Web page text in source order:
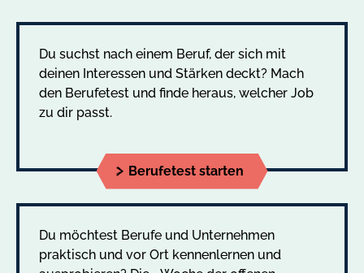
Du suchst nach einem Beruf, der sich mit
deinen Interessen und Stärken deckt? Mach
den Berufetest und finde heraus, welcher Job
zu dir passt.
Berufetest starten
Du möchtest Berufe und Unternehmen
praktisch und vor Ort kennenlernen und